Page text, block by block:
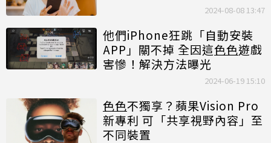
2024-08-08 13:47
他們iPhone狂跳「自動安裝
APP」關不掉 全因這色色遊戲
害慘！解決方法曝光
2024-06-19 15:10
色色不獨享？蘋果Vision Pro
新專利 可「共享視野內容」至
不同裝置